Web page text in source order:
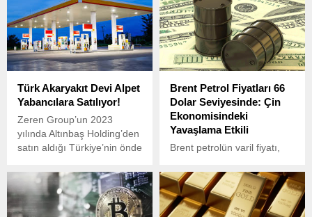
mevduatı olan yurtiçi
yerleşik mudi (yerli
milyoner) sayısı 1.4 milyon
kişiye ulaştı. Bu kişilerin
mevduatı ise 10.7 trilyon
başlayanlara yaş şartı
olmaksızın emeklilik hakkı
tanıyarak yıllardır süren
mağduriyete kısmen son
verdi. Ancak bu adım,
sadece bir bölümünü
giderdi. Zira bu tarihten bir
gün sonra işe giren kişiler
için tablo bambaşka. Onlar,
neredeyse 20...
Türk Akaryakıt Devi Alpet
Yabancılara Satılıyor!
Zeren Group’un 2023
yılında Altınbaş Holding’den
satın aldığı Türkiye’nin önde
markalarından Alpet için
yeni bir satış süreci başladı.
Brent Petrol Fiyatları 66
Dolar Seviyesinde: Çin
Ekonomisindeki
Yavaşlama Etkili
Brent petrolün varil fiyatı,
66 dolar seviyesinde
hareket ediyor.